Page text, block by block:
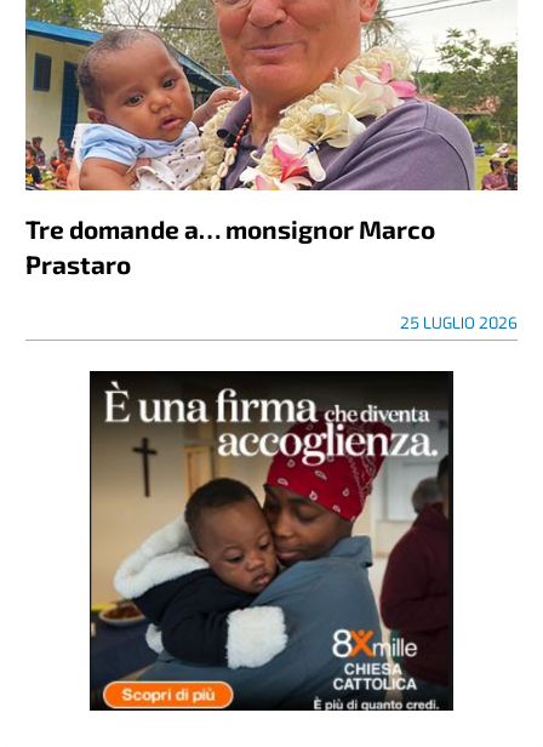
Tre domande a… monsignor Marco
Prastaro
25 LUGLIO 2026